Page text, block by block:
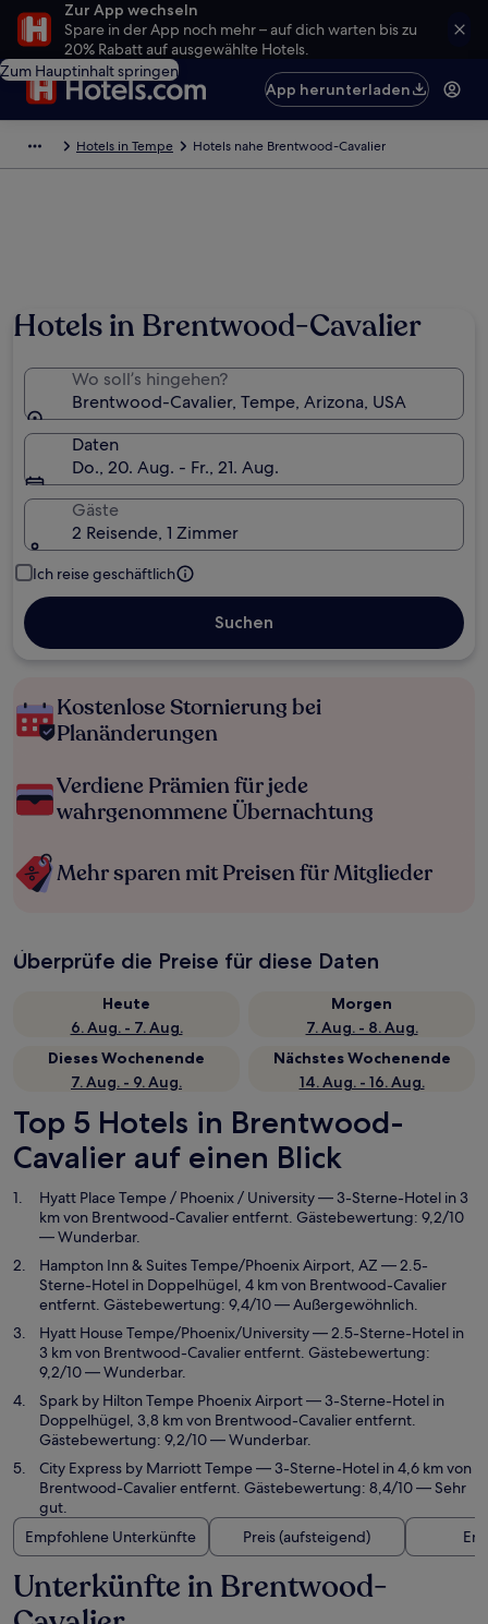
Zur App wechseln
Spare in der App noch mehr – auf dich warten bis zu
20% Rabatt auf ausgewählte Hotels.
Zum Hauptinhalt springen
App herunterladen
Hotels in Tempe Hotels nahe Brentwood-Cavalier
Hotels in Brentwood-Cavalier
Wo soll’s hingehen?
Brentwood-Cavalier, Tempe, Arizona, USA
Daten
Do., 20. Aug. - Fr., 21. Aug.
Gäste
2 Reisende, 1 Zimmer
Ich reise geschäftlich
Suchen
Kostenlose Stornierung bei
Planänderungen
Verdiene Prämien für jede
wahrgenommene Übernachtung
Mehr sparen mit Preisen für Mitglieder
Überprüfe die Preise für diese Daten
Heute
6. Aug. - 7. Aug.
Morgen
7. Aug. - 8. Aug.
Dieses Wochenende
7. Aug. - 9. Aug.
Nächstes Wochenende
14. Aug. - 16. Aug.
Top 5 Hotels in Brentwood-
Cavalier auf einen Blick
Hyatt Place Tempe / Phoenix / University— 3-Sterne-Hotel in 3
km von Brentwood-Cavalier entfernt. Gästebewertung: 9,2/10
— Wunderbar.
Hampton Inn & Suites Tempe/Phoenix Airport, AZ — 2.5-
Sterne-Hotel in Doppelhügel, 4 km von Brentwood-Cavalier
entfernt. Gästebewertung: 9,4/10 — Außergewöhnlich.
Hyatt House Tempe/Phoenix/University— 2.5-Sterne-Hotel in
3 km von Brentwood-Cavalier entfernt. Gästebewertung:
9,2/10 — Wunderbar.
Spark by Hilton Tempe Phoenix Airport— 3-Sterne-Hotel in
Doppelhügel, 3,8 km von Brentwood-Cavalier entfernt.
Gästebewertung: 9,2/10 — Wunderbar.
City Express by Marriott Tempe— 3-Sterne-Hotel in 4,6 km von
Brentwood-Cavalier entfernt. Gästebewertung: 8,4/10 — Sehr
gut.
Empfohlene Unterkünfte
Preis (aufsteigend)
Unterkünfte in Brentwood-